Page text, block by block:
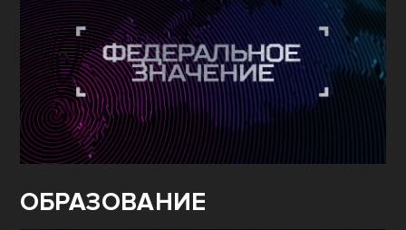
ОБРАЗОВАНИЕ